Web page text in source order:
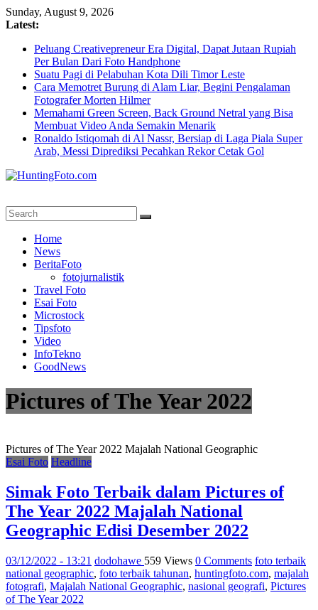
Skip
to
Sunday, August 9, 2026
Latest:
Peluang Creativepreneur Era Digital, Dapat Jutaan Rupiah
Per Bulan Dari Foto Handphone
Suatu Pagi di Pelabuhan Kota Dili Timor Leste
Cara Memotret Burung di Alam Liar, Begini Pengalaman
Fotografer Morten Hilmer
Memahami Green Screen, Back Ground Netral yang Bisa
Membuat Video Anda Semakin Menarik
Ronaldo Istiqomah di Al Nassr, Bersiap di Laga Piala Super
Arab, Messi Diprediksi Pecahkan Rekor Cetak Gol
Berita
Fotografi
Terpercaya
Home
News
BeritaFoto
fotojurnalistik
Travel Foto
Esai Foto
Microstock
Tipsfoto
Video
InfoTekno
GoodNews
Pictures of The Year 2022
Pictures of The Year 2022 Majalah National Geographic
Esai Foto Headline
Simak Foto Terbaik dalam Pictures of
The Year 2022 Majalah National
Geographic Edisi Desember 2022
03/12/2022 - 13:21 dodohawe 559 Views 0 Comments foto terbaik
national geographic, foto terbaik tahunan, huntingfoto.com, majalah
fotografi, Majalah National Geographic, nasional geografi, Pictures
of The Year 2022